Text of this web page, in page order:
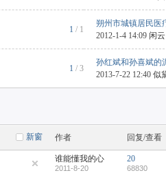
1 / 1
朔州市城镇居民医
2012-1-4 14:09 闲云
1 / 3
孙红斌和孙喜斌的
2013-7-22 12:40 似
新窗 作者 回复/查看
谁能懂我的心
2011-8-20
20
68830